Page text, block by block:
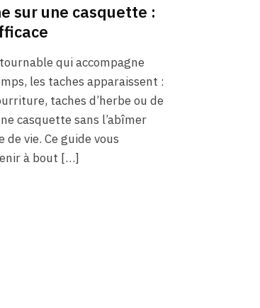
sur une casquette :
qui accompagne
les taches apparaissent :
taches d’herbe ou de
casquette sans l’abîmer
vie. Ce guide vous
à bout […]